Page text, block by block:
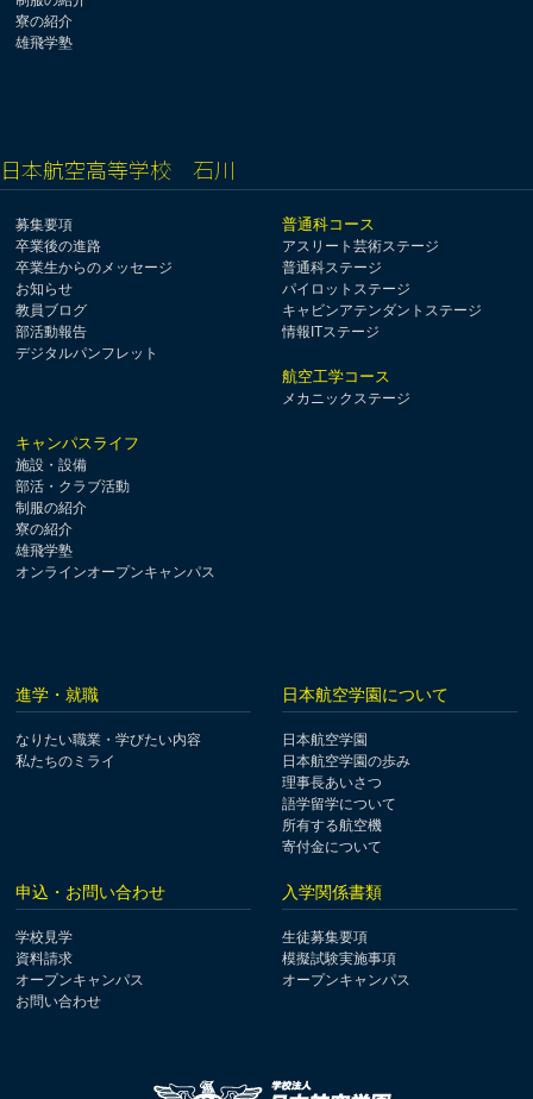
寮の紹介
雄飛学塾
日本航空高等学校 石川
募集要項
卒業後の進路
卒業生からのメッセージ
お知らせ
教員ブログ
部活動報告
デジタルパンフレット
普通科コース
アスリート芸術ステージ
普通科ステージ
パイロットステージ
キャビンアテンダントステージ
情報ITステージ
航空工学コース
メカニックステージ
キャンパスライフ
施設・設備
部活・クラブ活動
制服の紹介
寮の紹介
雄飛学塾
オンラインオープンキャンパス
進学・就職
なりたい職業・学びたい内容
私たちのミライ
日本航空学園について
日本航空学園
日本航空学園の歩み
理事長あいさつ
語学留学について
所有する航空機
寄付金について
申込・お問い合わせ
学校見学
資料請求
オープンキャンパス
お問い合わせ
入学関係書類
生徒募集要項
模擬試験実施事項
オープンキャンパス